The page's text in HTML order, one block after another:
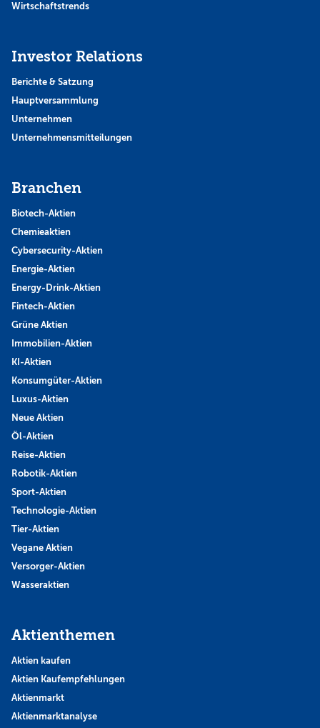
Wirtschaftstrends
Investor Relations
Berichte & Satzung
Hauptversammlung
Unternehmen
Unternehmensmitteilungen
Branchen
Biotech-Aktien
Chemieaktien
Cybersecurity-Aktien
Energie-Aktien
Energy-Drink-Aktien
Fintech-Aktien
Grüne Aktien
Immobilien-Aktien
KI-Aktien
Konsumgüter-Aktien
Luxus-Aktien
Neue Aktien
Öl-Aktien
Reise-Aktien
Robotik-Aktien
Sport-Aktien
Technologie-Aktien
Tier-Aktien
Vegane Aktien
Versorger-Aktien
Wasseraktien
Aktienthemen
Aktien kaufen
Aktien Kaufempfehlungen
Aktienmarkt
Aktienmarktanalyse